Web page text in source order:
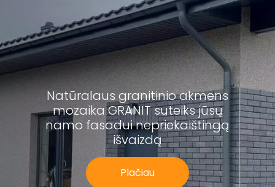
Gruntai
Glaistai
Lakai
Mozaikiniai tinkai
Struktūriniai tinkai
Dekoravimo glaistai
Natūralaus granitinio akmens
mozaika GRANITsuteiks jūsų
namo fasaduinepriekaištingą
išvaizdą
Plačiau